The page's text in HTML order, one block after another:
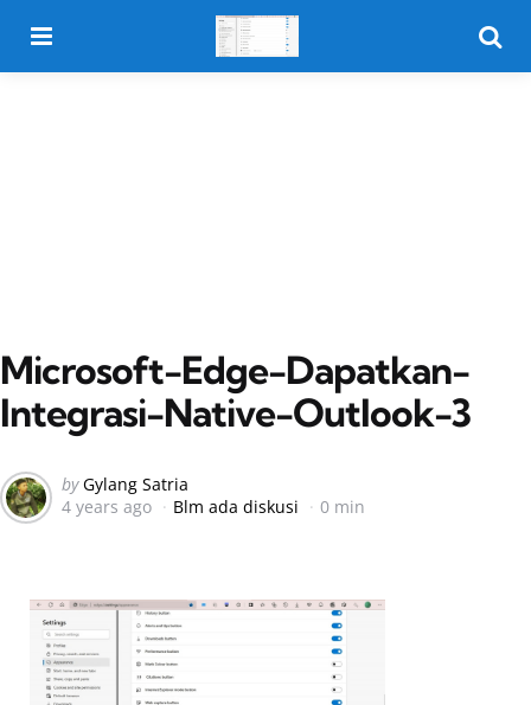
Microsoft-Edge-Dapatkan-
Integrasi-Native-Outlook-3
Posted
by
by Gylang Satria
4 years ago
Blm ada diskusi 0 min